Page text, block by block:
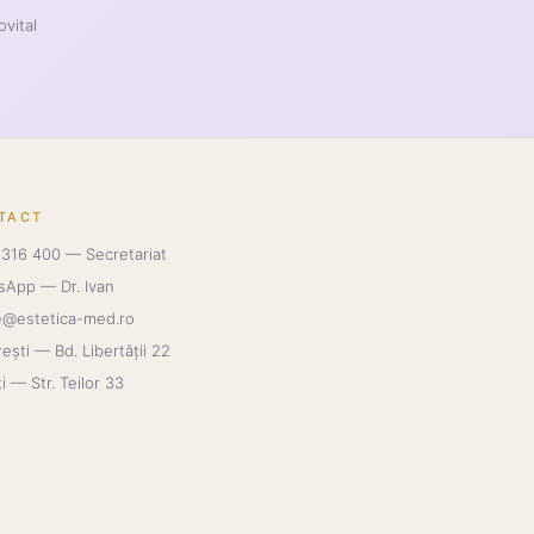
400 — Secretariat
— Dr. Ivan
med.ro
— Bd. Libertății 22
— Str. Teilor 33